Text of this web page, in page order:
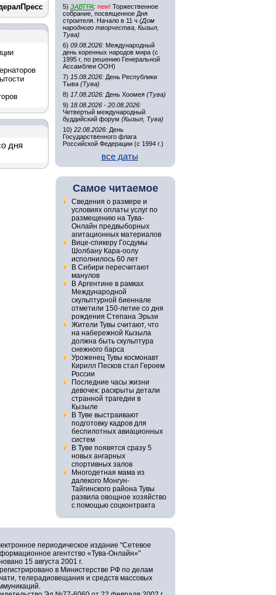
дня
5) ЗАВТРА: new! Торжественное
собрание, посвященное Дня
строителя. Начало в 11 ч (Дом
народного творчества, Кызыл,
Тува)
6) 09.08.2026: Международный
день коренных народов мира (с
1995 г, по решению Генеральной
Ассамблеи ООН)
7) 15.08.2026: День Республики
Тыва (Тува)
8) 17.08.2026: День Хоомея (Тува)
9) 18.08.2026 - 20.08.2026:
Четвертый международный
буддийский форум (Кызыл, Тува)
10) 22.08.2026: День
Государственного флага
Российской Федерации (с 1994 г.)
все даты
Самое читаемое
Сведения о размере и
условиях оплаты услуг по
размещению на Тува-
Онлайн предвыборных
агитационных материалов
Вице-спикеру Госдумы
Шолбану Кара-оолу
исполнилось 60 лет
В Сибири пересчитают
манулов
В Аргентине в рамках
Международной
скульптурной биеннале
отметили 150-летие со дня
рождения Степана Эрьзи
Жители Тувы считают, что
на набережной Кызыла
должна быть скульптура
снежного барса
Уроженец Тувы космонавт
Кирилл Песков стал Героем
России
Последние часы жизни
девочек: раскрыты детали
странной трагедии в
Кызыле
В Туве выстраивают
подготовку кадров для
беспилотных авиационных
систем
В Туве появятся сразу 5
новых ангарных
спортивных залов
Многодетная мама из
далекого Монгун-
Тайгинского района Тувы
развила овощное хозяйство
с помощью соцконтракта
периодическое издание "Сетевое
агентство «Тува-Онлайн»"
15 августа 2001 г.
в Министерстве РФ по делам
телерадиовещания и средств массовых